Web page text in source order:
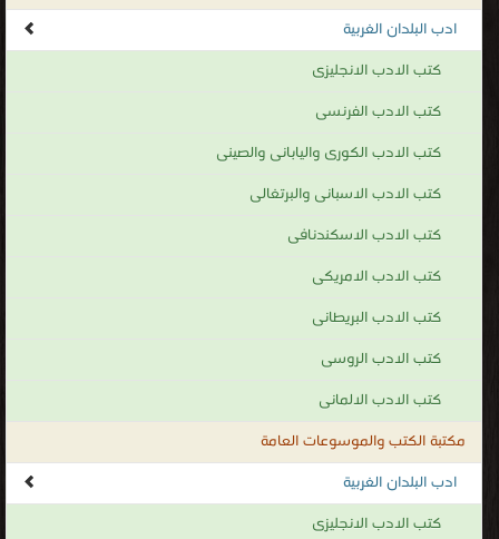
ادب البلدان الغربية
كتب الادب الانجليزى
كتب الادب الفرنسى
كتب الادب الكورى واليابانى والصينى
كتب الادب الاسبانى والبرتغالى
كتب الادب الاسكندنافى
كتب الادب الامريكى
كتب الادب البريطانى
كتب الادب الروسى
كتب الادب الالمانى
مكتبة الكتب والموسوعات العامة
ادب البلدان الغربية
كتب الادب الانجليزى